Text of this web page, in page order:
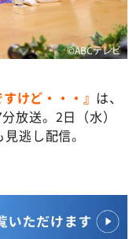
©️ABCテレビ
けど・・・』 は、
放送。2日（水）
逃し配信。